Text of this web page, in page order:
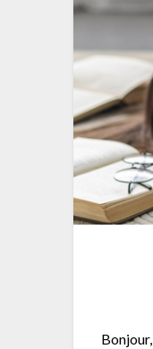
Bonjour,